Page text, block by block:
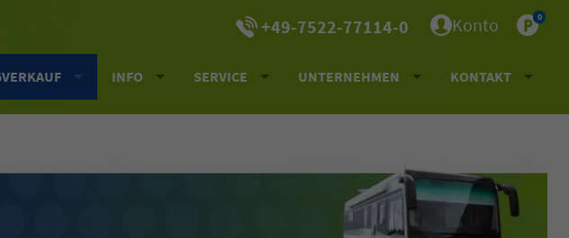
+49-7522-77114-0 Konto 0
INFO SERVICE UNTERNEHMEN KONTAKT